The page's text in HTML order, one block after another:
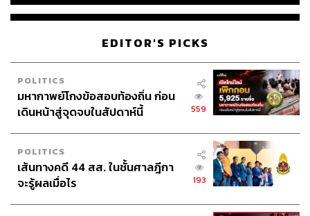
EDITOR'S PICKS
POLITICS
มหากาพย์โกงข้อสอบท้องถิ่น ก่อน
เดินหน้าสู่จุดจบในสัปดาห์นี้
559
POLITICS
เส้นทางคดี 44 สส. ในชั้นศาลฎีกา
จะรู้ผลเมื่อไร
193